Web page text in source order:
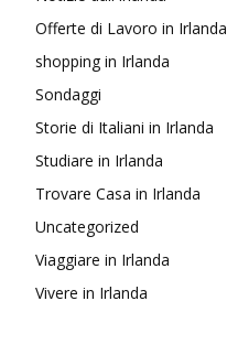
Offerte di Lavoro in Irlanda
shopping in Irlanda
Sondaggi
Storie di Italiani in Irlanda
Studiare in Irlanda
Trovare Casa in Irlanda
Uncategorized
Viaggiare in Irlanda
Vivere in Irlanda